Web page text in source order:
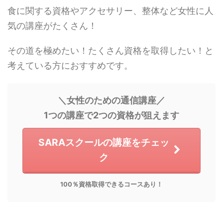
食に関する資格やアクセサリー、整体など女性に人
気の講座がたくさん！
その道を極めたい！たくさん資格を取得したい！と
考えている方におすすめです。
＼女性のための通信講座／
1つの講座で2つの資格が狙えます
SARAスクールの講座をチェッ
ク
100％資格取得できるコースあり！